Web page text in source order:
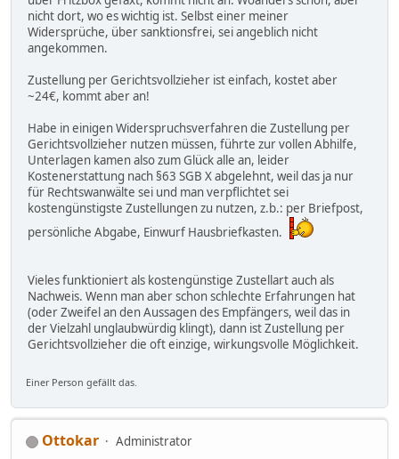
nicht dort, wo es wichtig ist. Selbst einer meiner
Widersprüche, über sanktionsfrei, sei angeblich nicht
angekommen.
Zustellung per Gerichtsvollzieher ist einfach, kostet aber
~24€, kommt aber an!
Habe in einigen Widerspruchsverfahren die Zustellung per
Gerichtsvollzieher nutzen müssen, führte zur vollen Abhilfe,
Unterlagen kamen also zum Glück alle an, leider
Kostenerstattung nach §63 SGB X abgelehnt, weil das ja nur
für Rechtswanwälte sei und man verpflichtet sei
kostengünstigste Zustellungen zu nutzen, z.b.: per Briefpost,
persönliche Abgabe, Einwurf Hausbriefkasten.
Vieles funktioniert als kostengünstige Zustellart auch als
Nachweis. Wenn man aber schon schlechte Erfahrungen hat
(oder Zweifel an den Aussagen des Empfängers, weil das in
der Vielzahl unglaubwürdig klingt), dann ist Zustellung per
Gerichtsvollzieher die oft einzige, wirkungsvolle Möglichkeit.
Einer Person gefällt das.
Ottokar
Administrator